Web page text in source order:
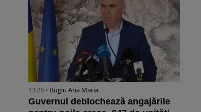
13:26 • Bugiu ⁠Ana Maria
Guvernul deblochează angajările